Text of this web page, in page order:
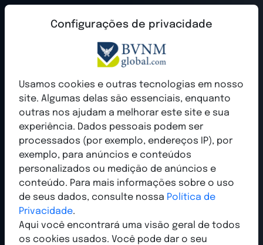
Voz independente do setor
desde 2004
A BVNM Associação Federal de Marketing de
Rede está ativa há anos como a voz
independente para networkers e vendedores
diretos.
Mais informações
Configurações de privacidade
Usamos cookies e outras tecnologias em nosso
site. Algumas delas são essenciais, enquanto
outras nos ajudam a melhorar este site e sua
experiência. Dados pessoais podem ser
processados (por exemplo, endereços IP), por
exemplo, para anúncios e conteúdos
personalizados ou medição de anúncios e
conteúdo. Para mais informações sobre o uso
de seus dados, consulte nossa Política de
Privacidade.
Aqui você encontrará uma visão geral de todos
os cookies usados. Você pode dar o seu